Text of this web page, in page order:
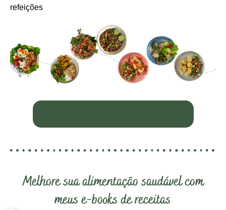
refeições
Melhore sua alimentação saudável com
meus e-books de receitas